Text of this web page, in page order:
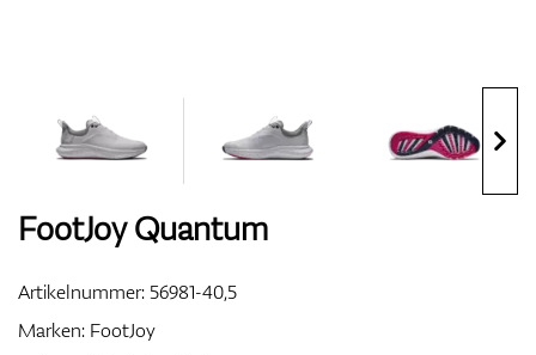
Bags
FootJoy Quantum
Artikelnummer:56981-40,5
Marken: FootJoy